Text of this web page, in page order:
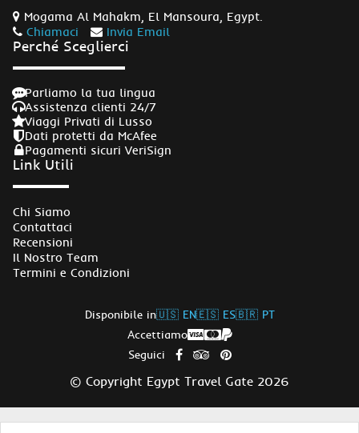
Mogama Al Mahakm, El Mansoura, Egypt.
Chiamaci
Invia Email
Perché Sceglierci
Parliamo la tua lingua
Assistenza clienti 24/7
Viaggi Privati di Lusso
Dati protetti da McAfee
Pagamenti sicuri VeriSign
Link Utili
Chi Siamo
Contattaci
Recensioni
Il Nostro Team
Termini e Condizioni
Disponibile in🇺🇸 EN🇪🇸 ES🇧🇷 PT
Accettiamo
Seguici
© Copyright Egypt Travel Gate 2026